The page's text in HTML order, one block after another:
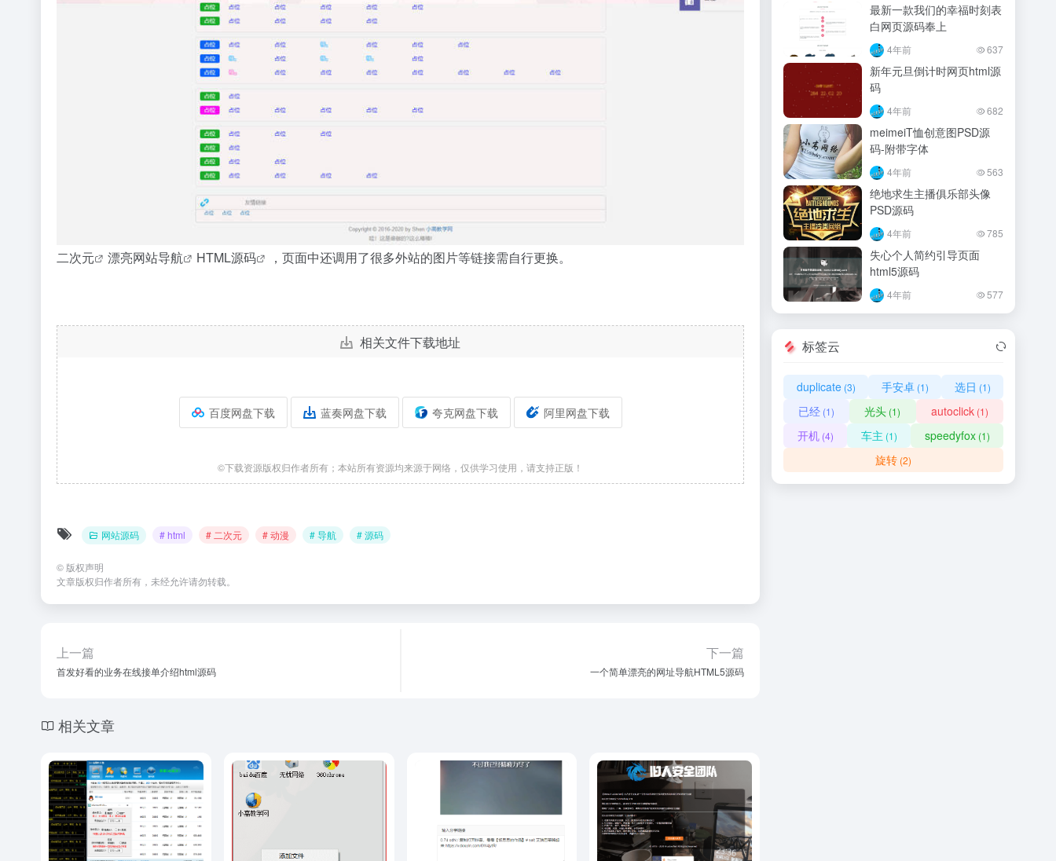
二次元 漂亮网站导航 HTML源码 ，页面中还调用了很多外站的图片等链接需自行更换。
相关文件下载地址
百度网盘下载 蓝奏网盘下载 夸克网盘下载 阿里网盘下载
©下载资源版权归作者所有；本站所有资源均来源于网络，仅供学习使用，请支持正版！
网站源码 # html # 二次元 # 动漫 # 导航 # 源码
© 版权声明
文章版权归作者所有，未经允许请勿转载。
上一篇
首发好看的业务在线接单介绍html源码
下一篇
一个简单漂亮的网址导航HTML5源码
相关文章
最新一款我们的幸福时刻表
白网页源码奉上
4年前 637
新年元旦倒计时网页html源
码
4年前 682
meimeiT恤创意图PSD源
码-附带字体
4年前 563
绝地求生主播俱乐部头像
PSD源码
4年前 785
失心个人简约引导页面
html5源码
4年前 577
标签云
duplicate(3) 手安卓(1) 选日 (1)
已经 (1) 光头 (1) autoclick(1)
开机(4) 车主 (1) speedyfox(1)
旋转 (2)